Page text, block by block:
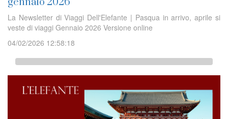
La Newsletter di Viaggi Dell'Elefante | Pasqua in arrivo, aprile si
veste di viaggi Gennaio 2026 Versione online
04/02/2026 12:58:18